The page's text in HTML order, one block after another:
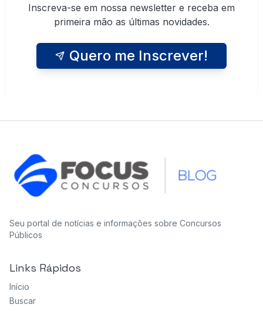
Inscreva-se em nossa newsletter e receba em
primeira mão as últimas novidades.
Quero me Inscrever!
Seu portal de notícias e informações sobre Concursos
Públicos
Links Rápidos
Início
Buscar